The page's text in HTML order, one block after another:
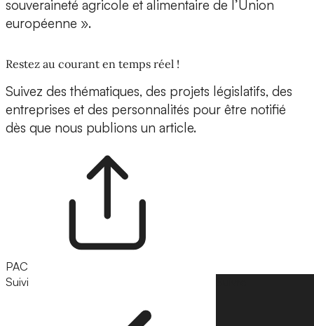
souveraineté agricole et alimentaire de l’Union
européenne ».
Restez au courant en temps réel !
Suivez des thématiques, des projets législatifs, des
entreprises et des personnalités pour être notifié
dès que nous publions un article.
PAC
Suivi